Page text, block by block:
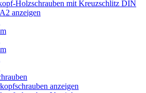
Holzschrauben mit Kreuzschlitz DIN
anzeigen
anzeigen